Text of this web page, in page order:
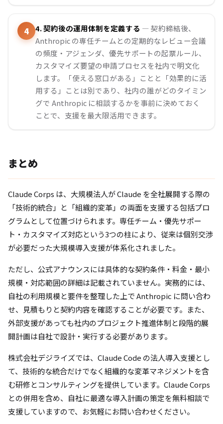
4. 契約後の運用体制を定義する — 契約締結後、
Anthropic の専任チームとの定期的なレビュー会議
の頻度・アジェンダ、優先サポートの起票ルール、
カスタマイズ要望の申請プロセスを社内で明文化
します。「使える窓口がある」ことと「効果的に活
用する」ことは別であり、社内の誰がどのタイミン
グで Anthropic に相談するかを事前に決めておく
ことで、支援を最大限活用できます。
まとめ
Claude Corps は、大規模法人が Claude を全社展開する際の
「技術的統合」と「組織的変革」の両面を支援する包括プロ
グラムとして位置づけられます。専任チーム・優先サポー
ト・カスタマイズ対応という3つの柱により、従来は個別交渉
が必要だった大規模導入支援が体系化されました。
ただし、公式アナウンスには具体的な契約条件・料金・最小
規模・対応範囲の詳細は記載されていません。実務的には、
自社の利用規模と要件を整理した上で Anthropic に問い合わ
せ、見積もりと契約内容を確認することが必要です。また、
外部支援があっても社内のプロジェクト推進体制と段階的展
開計画は自社で設計・実行する必要があります。
株式会社デジライズでは、Claude Code の法人導入支援とし
て、技術的な統合だけでなく組織的な変革マネジメントを含
む研修とコンサルティングを提供しています。Claude Corps
との併用を含め、自社に最適な導入計画の策定を無料相談で
支援していますので、お気軽にお問い合わせください。